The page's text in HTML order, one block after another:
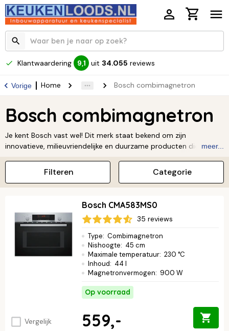
Klantwaardering 9,1 uit 34.055 reviews
Vorige Home Bosch combimagnetron
Bosch combimagnetron
Je kent Bosch vast wel! Dit merk staat bekend om zijn
innovatieve, milieuvriendelijke en duurzame producten die
terug in hun combimagnetrons. Het mooiste is: Bosch heeft
combimagnetrons in verschillende prijsklassen, dus er is er altijd
wel eentje die bij jou past! Lees meer overBosch.
meer...
Categorie
Filteren
Vergelijk
Bosch CMA583MS0
35 reviews
Type: Combimagnetron
Nishoogte: 45 cm
Maximale temperatuur: 230 °C
Inhoud: 44 l
Magnetronvermogen: 900 W
Op voorraad
559,-